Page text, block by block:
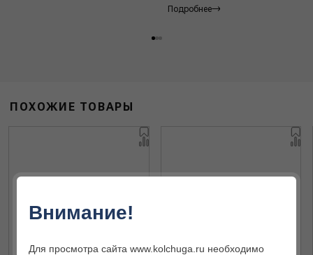
Подробнее
ПОХОЖИЕ ТОВАРЫ
Внимание!
Для просмотра сайта www.kolchuga.ru необходимо